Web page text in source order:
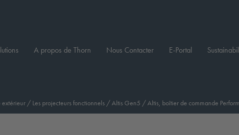
A propos de Thorn Nous Contacter E-Portal
extérieur / Les projecteurs fonctionnels /Altis Gen5 /Altis, boîtier de commande